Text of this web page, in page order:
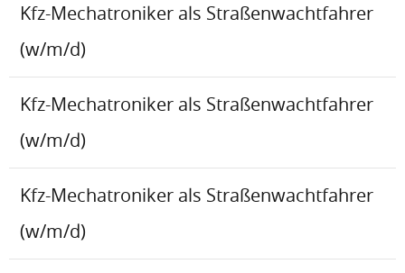
Kfz-Mechatroniker als Straßenwachtfahrer
(w/m/d)
Kfz-Mechatroniker als Straßenwachtfahrer
(w/m/d)
Kfz-Mechatroniker als Straßenwachtfahrer
(w/m/d)